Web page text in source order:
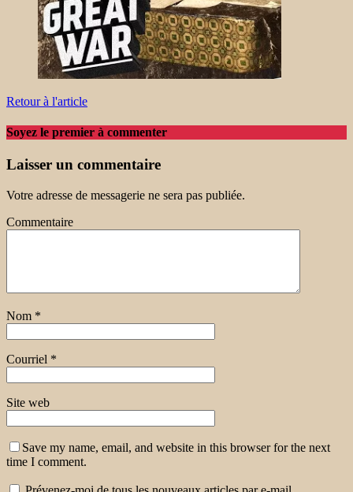
Retour à l'article
Soyez le premier à commenter
Laisser un commentaire
Votre adresse de messagerie ne sera pas publiée.
Commentaire
Nom *
Courriel *
Site web
Save my name, email, and website in this browser for the next
time I comment.